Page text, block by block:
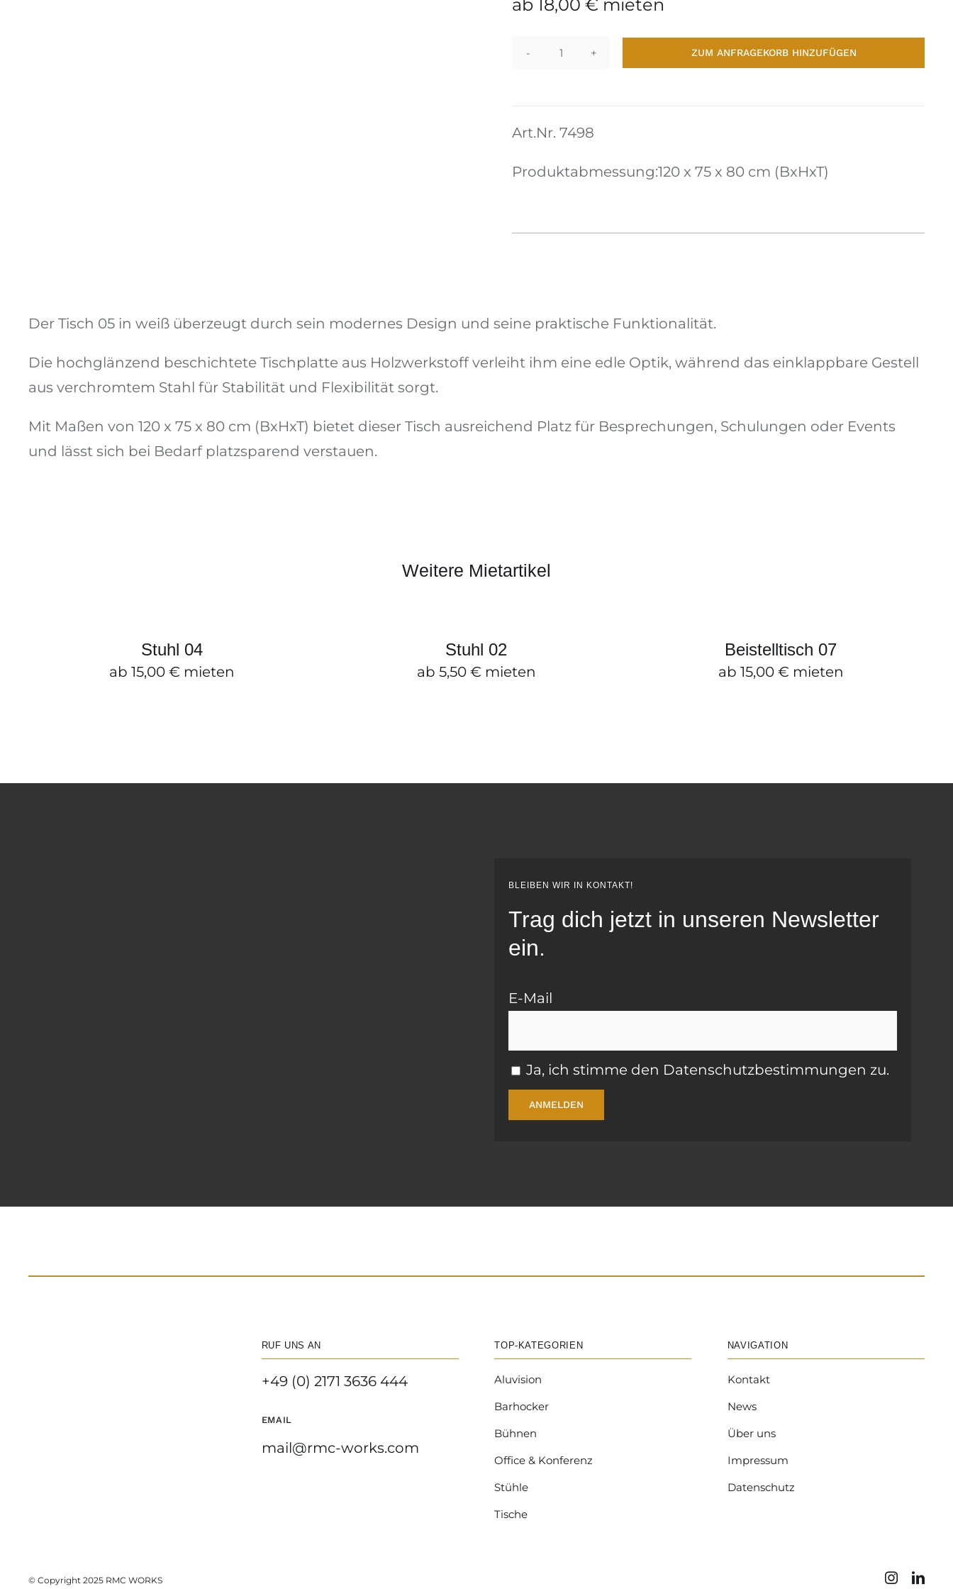
ab 18,00€ mieten
Tisch
ZUM ANFRAGEKORB HINZUFÜGEN
Art.Nr. 7498
Produktabmessung:120 x 75 x 80 cm (BxHxT)
Der Tisch 05 in weiß überzeugt durch sein modernes Design und seine praktische Funktionalität.
Die hochglänzend beschichtete Tischplatte aus Holzwerkstoff verleiht ihm eine edle Optik, während das einklappbare Gestell
aus verchromtem Stahl für Stabilität und Flexibilität sorgt.
Mit Maßen von 120 x 75 x 80 cm (BxHxT) bietet dieser Tisch ausreichend Platz für Besprechungen, Schulungen oder Events
und lässt sich bei Bedarf platzsparend verstauen.
Weitere Mietartikel
Stuhl 04
ab 15,00€ mieten
Stuhl 02
ab 5,50 € mieten
Beistelltisch 07
ab 15,00 € mieten
BLEIBEN WIR IN KONTAKT!
Trag dich jetzt in unseren Newsletter
ein.
E-Mail
Ja, ich stimme den Datenschutzbestimmungen zu.
ANMELDEN
RUF UNS AN
+49 (0) 2171 3636 444
EMAIL
mail@rmc-works.com
TOP-KATEGORIEN
Aluvision
Barhocker
Bühnen
Office & Konferenz
Stühle
Tische
NAVIGATION
Kontakt
News
Über uns
Impressum
Datenschutz
© Copyright 2025 RMC WORKS